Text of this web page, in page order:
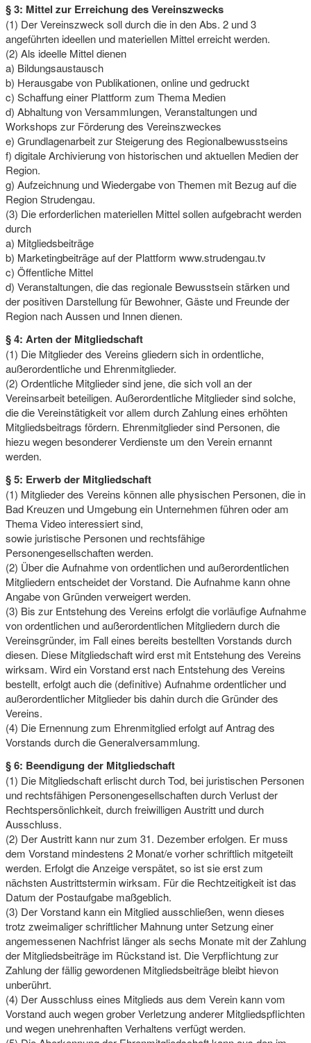
§ 3: Mittel zur Erreichung des Vereinszwecks
(1) Der Vereinszweck soll durch die in den Abs. 2 und 3
angeführten ideellen und materiellen Mittel erreicht werden.
(2) Als ideelle Mittel dienen
a) Bildungsaustausch
b) Herausgabe von Publikationen, online und gedruckt
c) Schaffung einer Plattform zum Thema Medien
d) Abhaltung von Versammlungen, Veranstaltungen und
Workshops zur Förderung des Vereinszweckes
e) Grundlagenarbeit zur Steigerung des Regionalbewusstseins
f) digitale Archivierung von historischen und aktuellen Medien der
Region.
g) Aufzeichnung und Wiedergabe von Themen mit Bezug auf die
Region Strudengau.
(3) Die erforderlichen materiellen Mittel sollen aufgebracht werden
durch
a) Mitgliedsbeiträge
b) Marketingbeiträge auf der Plattform www.strudengau.tv
c) Öffentliche Mittel
d) Veranstaltungen, die das regionale Bewusstsein stärken und
der positiven Darstellung für Bewohner, Gäste und Freunde der
Region nach Aussen und Innen dienen.
§ 4: Arten der Mitgliedschaft
(1) Die Mitglieder des Vereins gliedern sich in ordentliche,
außerordentliche und Ehrenmitglieder.
(2) Ordentliche Mitglieder sind jene, die sich voll an der
Vereinsarbeit beteiligen. Außerordentliche Mitglieder sind solche,
die die Vereinstätigkeit vor allem durch Zahlung eines erhöhten
Mitgliedsbeitrags fördern. Ehrenmitglieder sind Personen, die
hiezu wegen besonderer Verdienste um den Verein ernannt
werden.
§ 5: Erwerb der Mitgliedschaft
(1) Mitglieder des Vereins können alle physischen Personen, die in
Bad Kreuzen und Umgebung ein Unternehmen führen oder am
Thema Video interessiert sind,
sowie juristische Personen und rechtsfähige
Personengesellschaften werden.
(2) Über die Aufnahme von ordentlichen und außerordentlichen
Mitgliedern entscheidet der Vorstand. Die Aufnahme kann ohne
Angabe von Gründen verweigert werden.
(3) Bis zur Entstehung des Vereins erfolgt die vorläufige Aufnahme
von ordentlichen und außerordentlichen Mitgliedern durch die
Vereinsgründer, im Fall eines bereits bestellten Vorstands durch
diesen. Diese Mitgliedschaft wird erst mit Entstehung des Vereins
wirksam. Wird ein Vorstand erst nach Entstehung des Vereins
bestellt, erfolgt auch die (definitive) Aufnahme ordentlicher und
außerordentlicher Mitglieder bis dahin durch die Gründer des
Vereins.
(4) Die Ernennung zum Ehrenmitglied erfolgt auf Antrag des
Vorstands durch die Generalversammlung.
§ 6: Beendigung der Mitgliedschaft
(1) Die Mitgliedschaft erlischt durch Tod, bei juristischen Personen
und rechtsfähigen Personengesellschaften durch Verlust der
Rechtspersönlichkeit, durch freiwilligen Austritt und durch
Ausschluss.
(2) Der Austritt kann nur zum 31. Dezember erfolgen. Er muss
dem Vorstand mindestens 2 Monat/e vorher schriftlich mitgeteilt
werden. Erfolgt die Anzeige verspätet, so ist sie erst zum
nächsten Austrittstermin wirksam. Für die Rechtzeitigkeit ist das
Datum der Postaufgabe maßgeblich.
(3) Der Vorstand kann ein Mitglied ausschließen, wenn dieses
trotz zweimaliger schriftlicher Mahnung unter Setzung einer
angemessenen Nachfrist länger als sechs Monate mit der Zahlung
der Mitgliedsbeiträge im Rückstand ist. Die Verpflichtung zur
Zahlung der fällig gewordenen Mitgliedsbeiträge bleibt hievon
unberührt.
(4) Der Ausschluss eines Mitglieds aus dem Verein kann vom
Vorstand auch wegen grober Verletzung anderer Mitgliedspflichten
und wegen unehrenhaften Verhaltens verfügt werden.